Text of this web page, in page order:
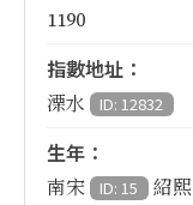
1190
指數地址：
溧水 ID: 12832
生年：
南宋 ID: 15 紹熙